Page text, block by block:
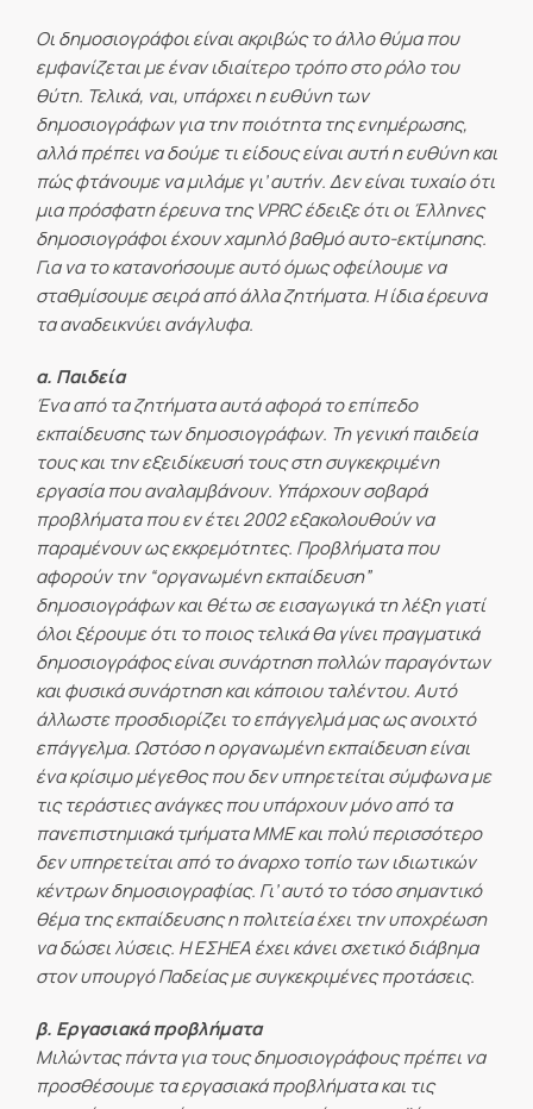
Οι δημοσιογράφοι είναι ακριβώς το άλλο θύμα που
εμφανίζεται με έναν ιδιαίτερο τρόπο στο ρόλο του
θύτη. Τελικά, ναι, υπάρχει η ευθύνη των
δημοσιογράφων για την ποιότητα της ενημέρωσης,
αλλά πρέπει να δούμε τι είδους είναι αυτή η ευθύνη και
πώς φτάνουμε να μιλάμε γι’ αυτήν. Δεν είναι τυχαίο ότι
μια πρόσφατη έρευνα της VPRC έδειξε ότι οι Έλληνες
δημοσιογράφοι έχουν χαμηλό βαθμό αυτο-εκτίμησης.
Για να το κατανοήσουμε αυτό όμως οφείλουμε να
σταθμίσουμε σειρά από άλλα ζητήματα. Η ίδια έρευνα
τα αναδεικνύει ανάγλυφα.
α. Παιδεία
Ένα από τα ζητήματα αυτά αφορά το επίπεδο
εκπαίδευσης των δημοσιογράφων. Τη γενική παιδεία
τους και την εξειδίκευσή τους στη συγκεκριμένη
εργασία που αναλαμβάνουν. Υπάρχουν σοβαρά
προβλήματα που εν έτει 2002 εξακολουθούν να
παραμένουν ως εκκρεμότητες. Προβλήματα που
αφορούν την “οργανωμένη εκπαίδευση”
δημοσιογράφων και θέτω σε εισαγωγικά τη λέξη γιατί
όλοι ξέρουμε ότι το ποιος τελικά θα γίνει πραγματικά
δημοσιογράφος είναι συνάρτηση πολλών παραγόντων
και φυσικά συνάρτηση και κάποιου ταλέντου. Αυτό
άλλωστε προσδιορίζει το επάγγελμά μας ως ανοιχτό
επάγγελμα. Ωστόσο η οργανωμένη εκπαίδευση είναι
ένα κρίσιμο μέγεθος που δεν υπηρετείται σύμφωνα με
τις τεράστιες ανάγκες που υπάρχουν μόνο από τα
πανεπιστημιακά τμήματα ΜΜΕ και πολύ περισσότερο
δεν υπηρετείται από το άναρχο τοπίο των ιδιωτικών
κέντρων δημοσιογραφίας. Γι’ αυτό το τόσο σημαντικό
θέμα της εκπαίδευσης η πολιτεία έχει την υποχρέωση
να δώσει λύσεις. Η ΕΣΗΕΑ έχει κάνει σχετικό διάβημα
στον υπουργό Παδείας με συγκεκριμένες προτάσεις.
β. Εργασιακά προβλήματα
Μιλώντας πάντα για τους δημοσιογράφους πρέπει να
προσθέσουμε τα εργασιακά προβλήματα και τις